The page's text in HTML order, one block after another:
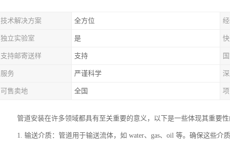
技术解决方案 全方位
独立实验室 是
支持邮寄送样 支持
服务 严谨科学
可售卖地 全国 项
管道安装在许多领域都具有至关重要的意义，以下是一些体现其重要性
1. 输送介质：管道用于输送流体，如 water、gas、oil 等。确保这些